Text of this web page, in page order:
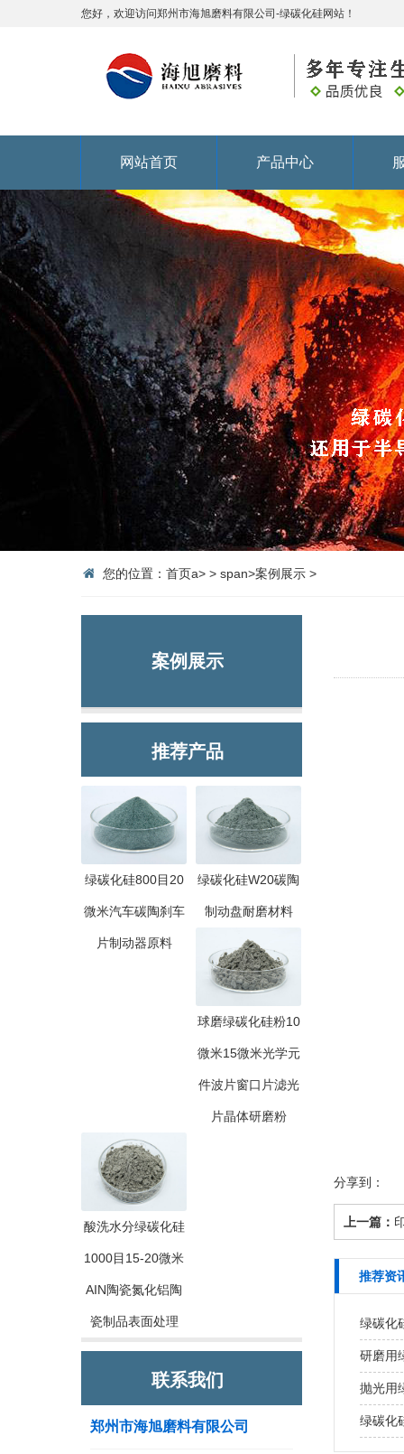
您好，欢迎访问郑州市海旭磨料有限公司-绿碳化硅网站！
网站首页 产品中心
您的位置： 首页a> > span>案例展示 >
案例展示
推荐产品
绿碳化硅800目20
微米汽车碳陶刹车
片制动器原料
绿碳化硅W20碳陶
制动盘耐磨材料
球磨绿碳化硅粉10
微米15微米光学元
件波片窗口片滤光
片晶体研磨粉
酸洗水分绿碳化硅
1000目15-20微米
AIN陶瓷氮化铝陶
瓷制品表面处理
联系我们
郑州市海旭磨料有限公司
分享到：
上一篇：
推荐资
绿碳化
研磨用
抛光用
绿碳化